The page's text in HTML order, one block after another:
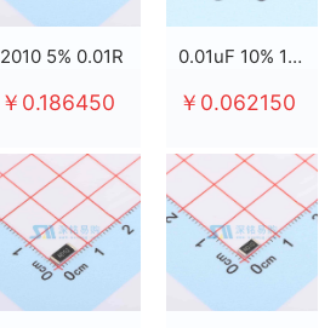
2010 5% 0.01R
￥0.186450
0.01uF 10% 100V X7R 0603
￥0.062150